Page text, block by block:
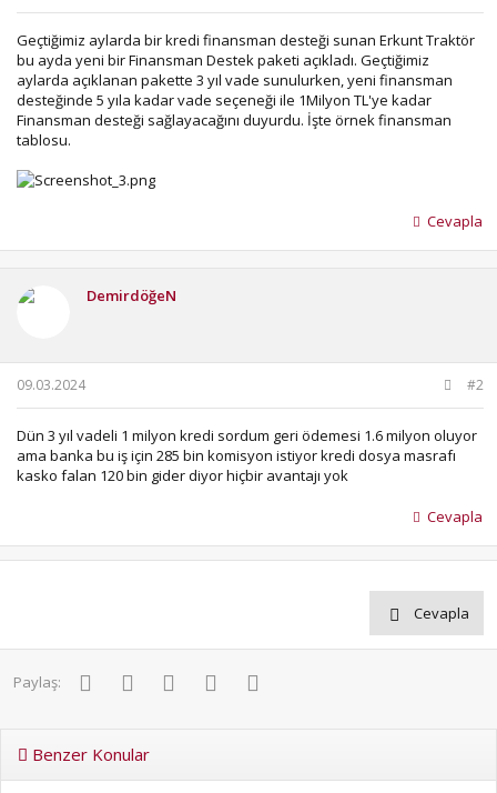
l
a
t
a
n
a
r
i
h
i
Geçtiğimiz aylarda bir kredi finansman desteği sunan Erkunt Traktör
bu ayda yeni bir Finansman Destek paketi açıkladı. Geçtiğimiz
aylarda açıklanan pakette 3 yıl vade sunulurken, yeni finansman
desteğinde 5 yıla kadar vade seçeneği ile 1Milyon TL'ye kadar
Finansman desteği sağlayacağını duyurdu. İşte örnek finansman
tablosu.
Cevapla
DemirdöğeN
09.03.2024 #2
Dün 3 yıl vadeli 1 milyon kredi sordum geri ödemesi 1.6 milyon oluyor
ama banka bu iş için 285 bin komisyon istiyor kredi dosya masrafı
kasko falan 120 bin gider diyor hiçbir avantajı yok
Cevapla
Cevapla
Paylaş: FacebookTwitter PinterestWhatsApp
Benzer Konular